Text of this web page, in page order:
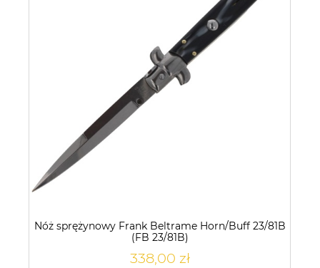
Nóż sprężynowy Frank Beltrame Horn/Buff 23/81B
(FB 23/81B)
338,00 zł